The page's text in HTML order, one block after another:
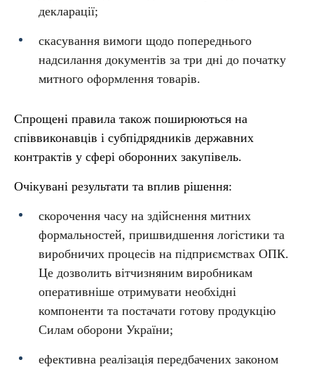
декларації;
скасування вимоги щодо попереднього
надсилання документів за три дні до початку
митного оформлення товарів.
Спрощені правила також поширюються на
співвиконавців і субпідрядників державних
контрактів у сфері оборонних закупівель.
Очікувані результати та вплив рішення:
скорочення часу на здійснення митних
формальностей, пришвидшення логістики та
виробничих процесів на підприємствах ОПК.
Це дозволить вітчизняним виробникам
оперативніше отримувати необхідні
компоненти та постачати готову продукцію
Силам оборони України;
ефективна реалізація передбачених законом